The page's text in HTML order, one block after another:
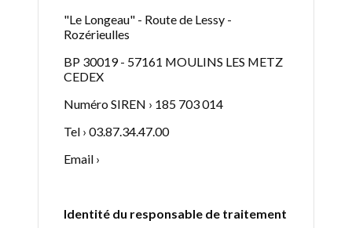
"Le Longeau" - Route de Lessy -
Rozérieulles
BP 30019 - 57161 MOULINS LES METZ
CEDEX
Numéro SIREN › 185 703 014
Tel › 03.87.34.47.00
Email ›
Identité du responsable de traitement